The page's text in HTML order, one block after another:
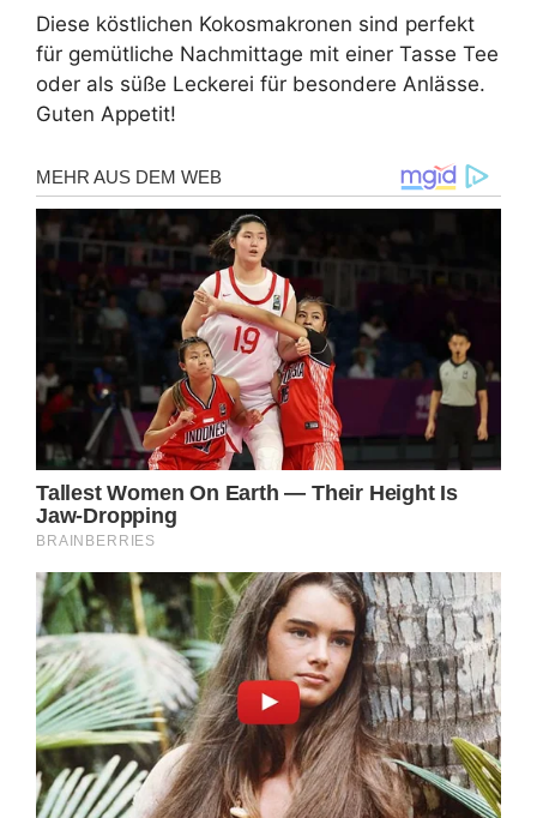
Diese köstlichen Kokosmakronen sind perfekt
für gemütliche Nachmittage mit einer Tasse Tee
oder als süße Leckerei für besondere Anlässe.
Guten Appetit!